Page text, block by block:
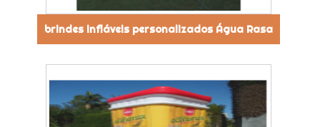
brindes infláveis personalizados Água Rasa